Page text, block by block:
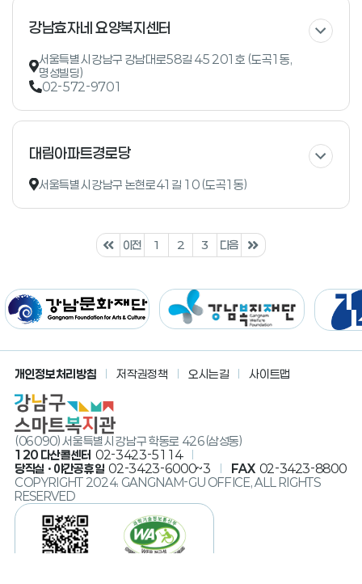
강남효자네 요양복지센터
서울특별시 강남구 강남대로58길 45 201호 (도곡1동,
명성빌딩)
02-572-9701
대림아파트경로당
서울특별시 강남구 논현로41길 10 (도곡1동)
이전 1 2 3 다음
개인정보처리방침 저작권정책 오시는길 사이트맵
(06090) 서울특별시 강남구 학동로 426(삼성동)
120 다산콜센터 02-3423-5114
당직실 · 야간공휴일 02-3423-6000~3 FAX 02-3423-8800
COPYRIGHT 2024. GANGNAM-GU OFFICE, ALL RIGHTS
RESERVED